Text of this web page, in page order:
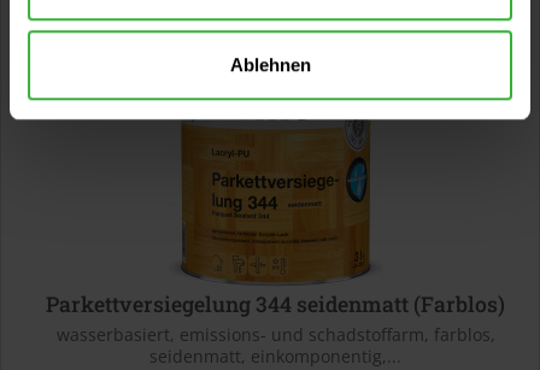
Ablehnen
Parkettversiegelung 344 seidenmatt (Farblos)
wasserbasiert, emissions- und schadstoffarm, farblos,
seidenmatt, einkomponentig,...